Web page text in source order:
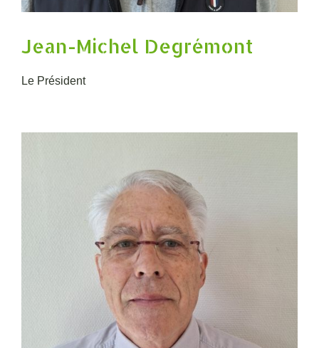
Jean-Michel Degrémont
Le Président